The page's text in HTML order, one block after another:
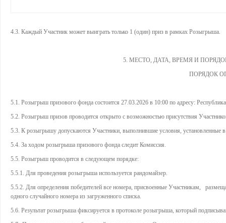
4.3. Каждый Участник может выиграть только 1 (один) приз в рамках Розыгрыша.
5. МЕСТО, ДАТА, ВРЕМЯ И
ПОРЯДОК
5.1. Розыгрыш призового фонда состоится 27.03.2026 в 10:00 по адресу:
5.2. Розыгрыш призов проводится открыто с возможностью присутствия
5.3. К розыгрышу допускаются Участники, выполнившие условия, установленные
5.4. За ходом розыгрыша призового фонда следит Комиссия.
5.5. Розыгрыш проводится в следующем порядке:
5.5.1. Для проведения розыгрыша используется рандомайзер.
5.5.2. Для определения победителей все номера, присвоенные Участникам,
одного случайного номера из загруженного списка.
5.6. Результат розыгрыша фиксируется в протоколе розыгрыша, который